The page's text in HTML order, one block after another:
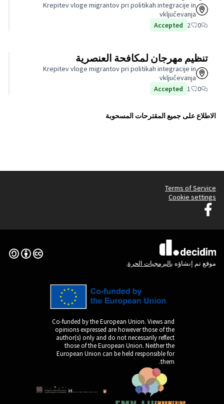
Krepitev vloge
العنصرية
Krepitev vloge
Co-funded by the
opinions expressed
author(s) only and do
those of the
European Union can